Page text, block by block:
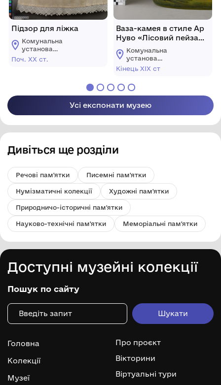
Підзор для ліжка
Комунальна
установа
"Ізмаїльський
Поч. XX ст.
Ваза-камея в стиле Ар
Нуво «Лісовий пейзаж»
DAUM NANCY.
Комунальна
установа
"Ізмаїльський
історико-
Придунав'я"
Кінець XIX ст
Усі експонати музею
Дивіться ще розділи
Речові пам'ятки Писемні пам'ятки
Нумізматичні колекції Художні пам'ятки
Природничо-історичні пам'ятки
Науково-технічні пам'ятки Меморіальні пам'ятки
Доступні музейні колекції
Пошук по сайту
Головна
Колекції
Музеї
Про проєкт
Вікторини
Віртуальні тури